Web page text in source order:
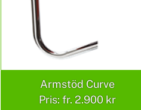
Armstöd Curve
Pris: fr. 2.900 kr